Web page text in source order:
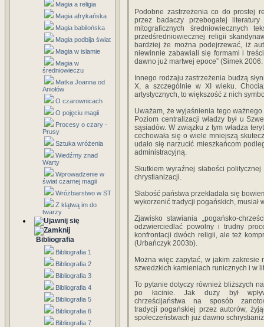
Magia a religia
Magia afrykańska
Magia babilońska
Magia podbija świat
Magia w islamie
Magia w
średniowieczu
Matka Joanna od
Aniołów
O czarownicach
O pojęciu magii
Procesy o czary -
Prusy
Sztuka wróżenia
Wiedźmy znad
Warty
Wprowadzenie w
świat czarnej magii
Wróżbiarstwo w ST
Z klątwą im do
twarzy
Bibliografia
Bibliografia 1
Bibliografia 2
Bibliografia 3
Bibliografia 4
Bibliografia 5
Bibliografia 6
Bibliografia 7
Podobne zastrzeżenia co do prostej
przez badaczy przebogatej
mitograficznych średniowiecznych
przedśredniowiecznej religii
bardziej że można podejrzewać, iż
niewinnie zabawiali się formami i
dawno już martwej epoce” (Simek
Innego rodzaju zastrzeżenia budzą
X, a szczególnie w XI wieku.
artystycznych, to większość z nich
Uważam, że wyjaśnienia tego
Poziom centralizacji władzy był u
sąsiadów. W związku z tym władza
cechowała się o wiele mniejszą
udało się narzucić mieszkańcom
administracyjną.
Skutkiem wyraźnej słabości
chrystianizacji.
Słabość państwa przekładała się
wykorzenić tradycji pogańskich,
Zjawisko stawiania „pogańsko-
odzwierciedlać powolny i trudny
konfrontacji dwóch religii, ale też
(Urbańczyk 2003b).
Można więc zapytać, w jakim zakresie
szwedzkich kamieniach runicznych i w
To pytanie dotyczy również bliższych
po łacinie. Jak duży był
chrześcijaństwa na sposób
tradycji pogańskiej przez autorów,
społeczeństwach już dawno